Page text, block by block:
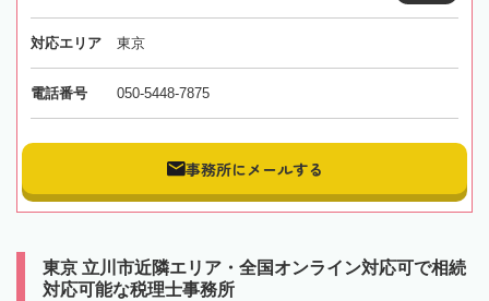
対応エリア 東京
電話番号 050-5448-7875
事務所にメールする
東京 立川市近隣エリア・全国オンライン対応可で相続
対応可能な税理士事務所